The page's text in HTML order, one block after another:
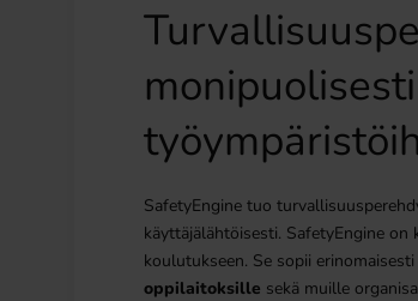
SafetyEngine tuo
käyttäjälähtöisesti. SafetyEngine
koulutukseen. Se sopii erinomaisesti
oppilaitoksille sekä muille